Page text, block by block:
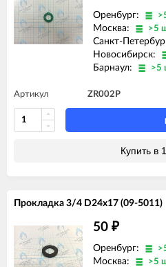
Оренбург:
Москва: >5
Санкт-
Новосибирск:
Барнаул: >5
Артикул ZR002P
Купить в
Прокладка 3/4 D24x17 (09-5011)
50 ₽
Оренбург:
Москва: >5